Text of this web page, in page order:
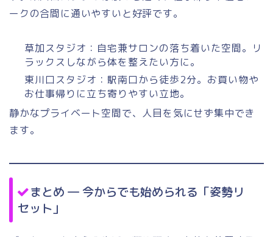
ークの合間に通いやすいと好評です。
草加スタジオ：自宅兼サロンの落ち着いた空間。リ
ラックスしながら体を整えたい方に。
東川口スタジオ：駅南口から徒歩2分。お買い物や
お仕事帰りに立ち寄りやすい立地。
静かなプライベート空間で、人目を気にせず集中でき
ます。
まとめ ― 今からでも始められる「姿勢リ
セット」